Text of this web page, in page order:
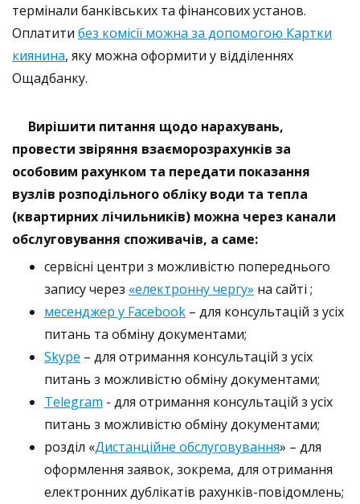
термінали банківських та фінансових установ.
Оплатити без комісії можна за допомогою Картки
киянина, яку можна оформити у відділеннях
Ощадбанку.
Вирішити питання щодо нарахувань,
провести звіряння взаєморозрахунків за
особовим рахунком та передати показання
вузлів розподільного обліку води та тепла
(квартирних лічильників) можна через канали
обслуговування споживачів, а саме:
сервісні центри з можливістю попереднього
запису через «електронну чергу» на сайті ;
месенджер у Facebook – для консультацій з усіх
питань та обміну документами;
Skype – для отримання консультацій з усіх
питань з можливістю обміну документами;
Telegram - для отримання консультацій з усіх
питань з можливістю обміну документами;
розділ «Дистанційне обслуговування» – для
оформлення заявок, зокрема, для отримання
електронних дублікатів рахунків-повідомлень;